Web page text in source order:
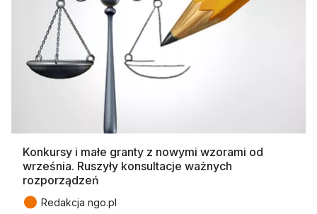
Konkursy i małe granty z nowymi wzorami od
września. Ruszyły konsultacje ważnych
rozporządzeń
● Redakcja ngo.pl